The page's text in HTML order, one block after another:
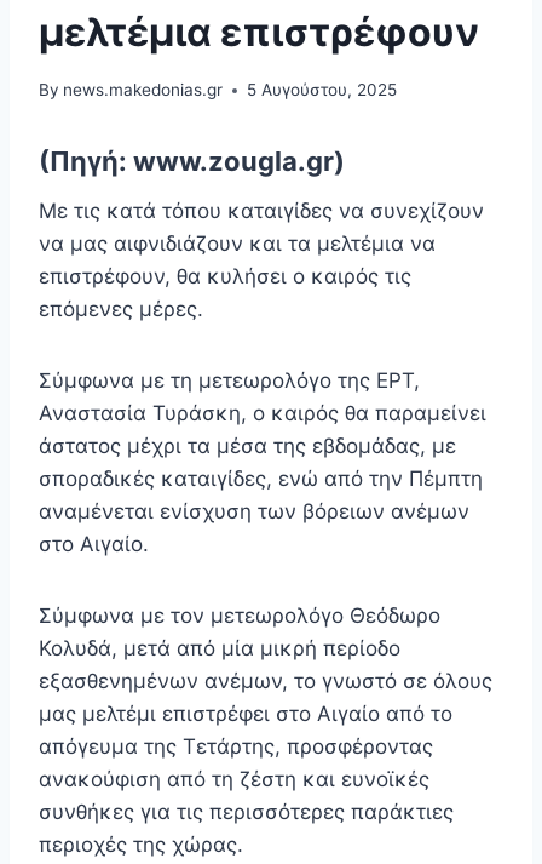
μελτέμια επιστρέφουν
By news.makedonias.gr 5 Αυγούστου, 2025
(Πηγή: www.zougla.gr)
Με τις κατά τόπου καταιγίδες να συνεχίζουν
να μας αιφνιδιάζουν και τα μελτέμια να
επιστρέφουν, θα κυλήσει ο καιρός τις
επόμενες μέρες.
Σύμφωνα με τη μετεωρολόγο της ΕΡΤ,
Αναστασία Τυράσκη, ο καιρός θα παραμείνει
άστατος μέχρι τα μέσα της εβδομάδας, με
σποραδικές καταιγίδες, ενώ από την Πέμπτη
αναμένεται ενίσχυση των βόρειων ανέμων
στο Αιγαίο.
Σύμφωνα με τον μετεωρολόγο Θεόδωρο
Κολυδά, μετά από μία μικρή περίοδο
εξασθενημένων ανέμων, το γνωστό σε όλους
μας μελτέμι επιστρέφει στο Αιγαίο από το
απόγευμα της Τετάρτης, προσφέροντας
ανακούφιση από τη ζέστη και ευνοϊκές
συνθήκες για τις περισσότερες παράκτιες
περιοχές της χώρας.